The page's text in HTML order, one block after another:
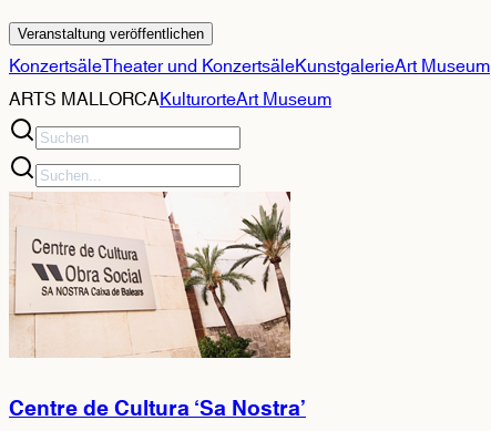
Veranstaltung veröffentlichen
KonzertsäleTheater und KonzertsäleKunstgalerieArt Museum
ARTS MALLORCAKulturorteArt Museum
Centre de Cultura ‘Sa Nostra’